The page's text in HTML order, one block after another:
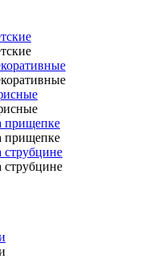
прищепке
прищепке